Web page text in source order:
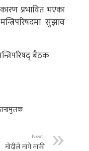
प्रभावित भएका
सुझाव
बैठक
Next:
मोदीले मागे माफी